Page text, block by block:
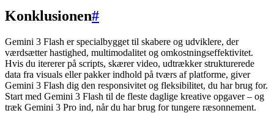
Konklusionen#
Gemini 3 Flash er specialbygget til skabere og udviklere, der
værdsætter hastighed, multimodalitet og omkostningseffektivitet.
Hvis du itererer på scripts, skærer video, udtrækker strukturerede
data fra visuals eller pakker indhold på tværs af platforme, giver
Gemini 3 Flash dig den responsivitet og fleksibilitet, du har brug for.
Start med Gemini 3 Flash til de fleste daglige kreative opgaver – og
træk Gemini 3 Pro ind, når du har brug for tungere ræsonnement.